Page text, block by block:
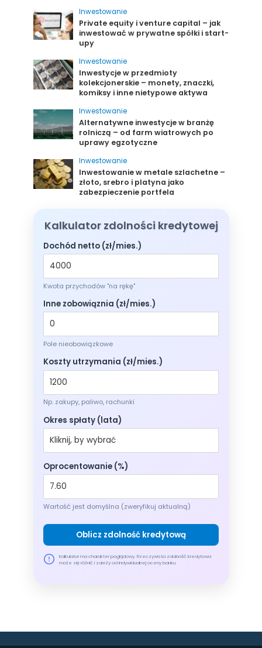
Inwestowanie
Private equity i venture capital – jak
inwestować w prywatne spółki i start-
upy
Inwestowanie
Inwestycje w przedmioty
kolekcjonerskie – monety, znaczki,
komiksy i inne nietypowe aktywa
Inwestowanie
Alternatywne inwestycje w branżę
rolniczą – od farm wiatrowych po
uprawy egzotyczne
Inwestowanie
Inwestowanie w metale szlachetne –
złoto, srebro i platyna jako
zabezpieczenie portfela
Kalkulator zdolności kredytowej
Dochód netto (zł/mies.)
Kwota przychodów "na rękę"
Inne zobowiąznia (zł/mies.)
Pole nieobowiązkowe
Koszty utrzymania (zł/mies.)
Np. zakupy, paliwo, rachunki
Okres spłaty (lata)
Oprocentowanie (%)
Wartość jest domyślna (zweryfikuj aktualną)
Oblicz zdolność kredytową
Kalkulator ma charakter poglądowy. Rzeczywista zdolność kredytowa
może się różnić i zależy od indywidualnej oceny banku.